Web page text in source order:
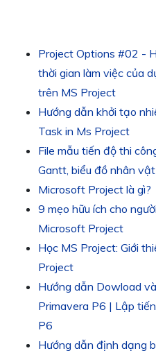
Project Options #02 -
thời gian làm việc của
trên MS Project
Hướng dẫn khởi tạo
Task in Ms Project
File mẫu tiến độ thi
Gantt, biểu đồ nhân
Microsoft Project là gì?
9 mẹo hữu ích cho
Microsoft Project
Học MS Project: Giới
Project
Hướng dẫn Dowload
Primavera P6 | Lập
P6
Hướng dẫn định dạng